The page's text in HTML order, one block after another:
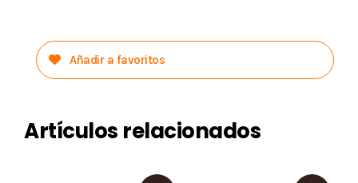
Añadir a favoritos
Artículos relacionados